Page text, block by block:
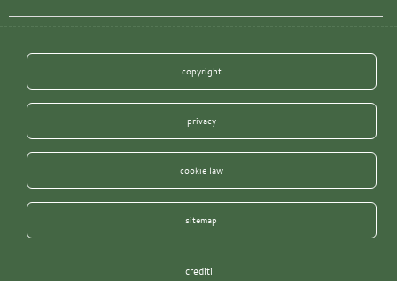
copyright
privacy
cookie law
sitemap
crediti